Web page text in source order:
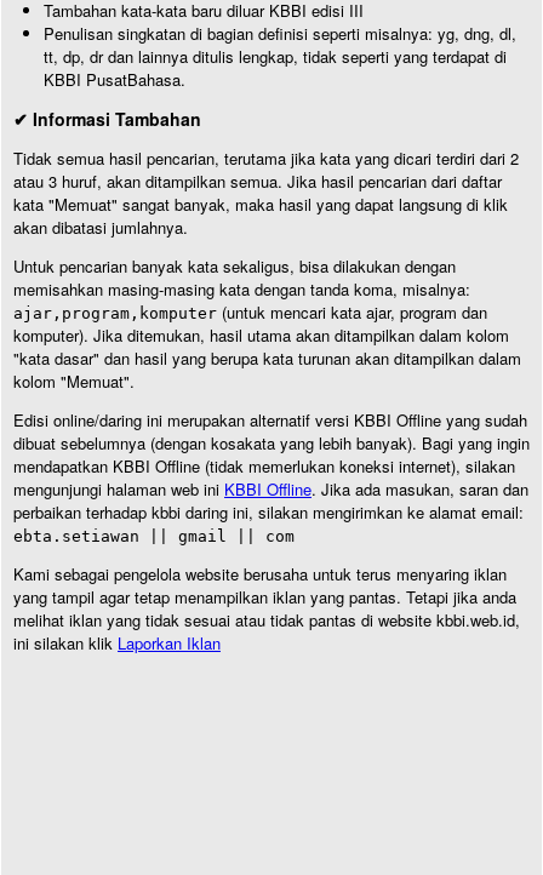
Tambahan kata-kata baru diluar KBBI edisi III
Penulisan singkatan di bagian definisi seperti misalnya: yg, dng, dl,
tt, dp, dr dan lainnya ditulis lengkap, tidak seperti yang terdapat di
KBBI PusatBahasa.
✔ Informasi Tambahan
Tidak semua hasil pencarian, terutama jika kata yang dicari terdiri dari 2
atau 3 huruf, akan ditampilkan semua. Jika hasil pencarian dari daftar
kata "Memuat" sangat banyak, maka hasil yang dapat langsung di klik
akan dibatasi jumlahnya.
Untuk pencarian banyak kata sekaligus, bisa dilakukan dengan
memisahkan masing-masing kata dengan tanda koma, misalnya:
ajar,program,komputer (untuk mencari kata ajar, program dan
komputer). Jika ditemukan, hasil utama akan ditampilkan dalam kolom
"kata dasar" dan hasil yang berupa kata turunan akan ditampilkan dalam
kolom "Memuat".
Edisi online/daring ini merupakan alternatif versi KBBI Offline yang sudah
dibuat sebelumnya (dengan kosakata yang lebih banyak). Bagi yang ingin
mendapatkan KBBI Offline (tidak memerlukan koneksi internet), silakan
mengunjungi halaman web ini KBBI Offline. Jika ada masukan, saran dan
perbaikan terhadap kbbi daring ini, silakan mengirimkan ke alamat email:
ebta.setiawan || gmail || com
Kami sebagai pengelola website berusaha untuk terus menyaring iklan
yang tampil agar tetap menampilkan iklan yang pantas. Tetapi jika anda
melihat iklan yang tidak sesuai atau tidak pantas di website kbbi.web.id,
ini silakan klik Laporkan Iklan